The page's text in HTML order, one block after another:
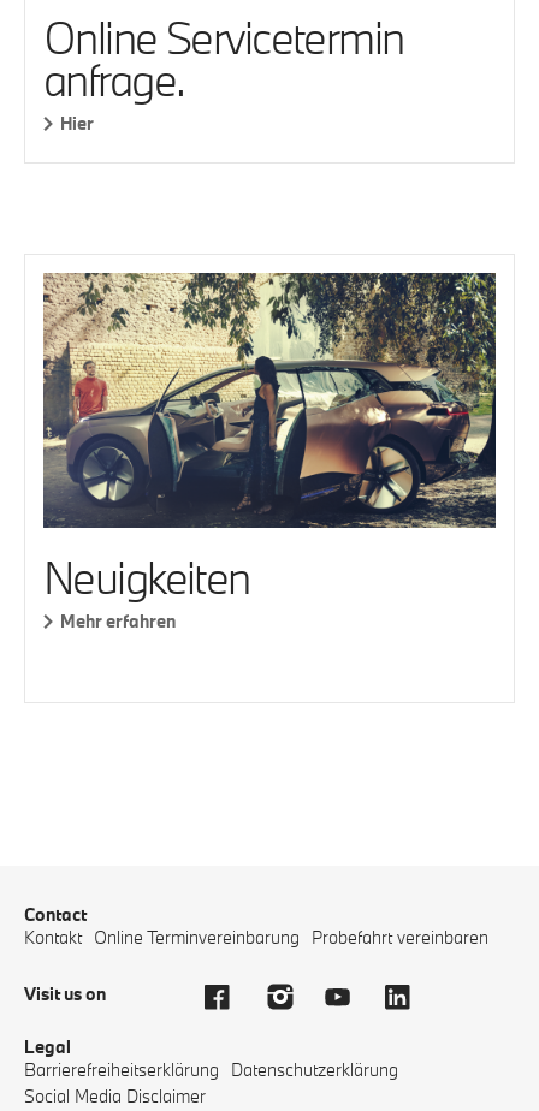
Online Servicetermin
anfrage.
Hier
Neuigkeiten
Mehr erfahren
Contact
Kontakt Online Terminvereinbarung Probefahrt vereinbaren
Visit us on
Legal
Barrierefreiheitserklärung
Datenschutzerklärung
Social Media Disclaimer